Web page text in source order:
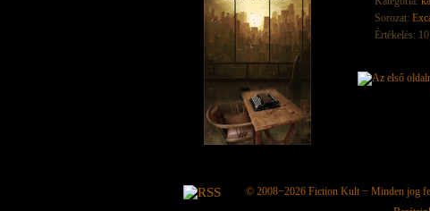
Sorozat:
Értékelés:
© 2008−2026 Fiction Kult− Minden jog